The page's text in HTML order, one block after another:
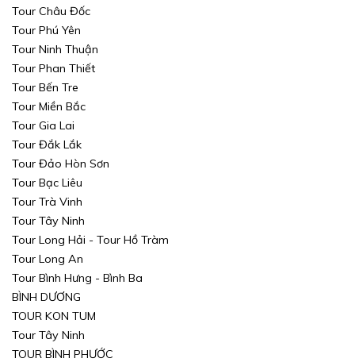
Tour Châu Đốc
Tour Phú Yên
Tour Ninh Thuận
Tour Phan Thiết
Tour Bến Tre
Tour Miền Bắc
Tour Gia Lai
Tour Đắk Lắk
Tour Đảo Hòn Sơn
Tour Bạc Liêu
Tour Trà Vinh
Tour Tây Ninh
Tour Long Hải - Tour Hồ Tràm
Tour Long An
Tour Bình Hưng - Bình Ba
BÌNH DƯƠNG
TOUR KON TUM
Tour Tây Ninh
TOUR BÌNH PHƯỚC